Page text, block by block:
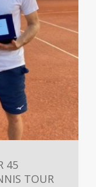
45
TOUR